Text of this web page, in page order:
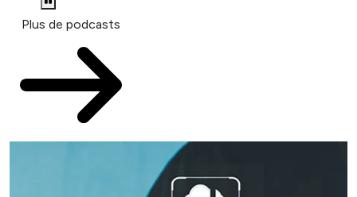
Plus de podcasts